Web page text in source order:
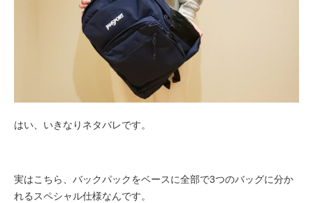
はい、いきなりネタバレです。
実はこちら、バックパックをベースに全部で3つのバッグに分か
れるスペシャル仕様なんです。